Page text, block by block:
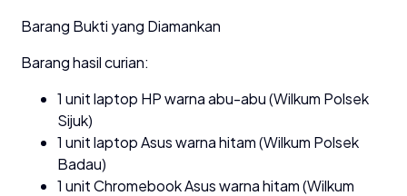
Barang Bukti yang Diamankan
Barang hasil curian:
1 unit laptop HP warna abu-abu (Wilkum Polsek
Sijuk)
1 unit laptop Asus warna hitam (Wilkum Polsek
Badau)
1 unit Chromebook Asus warna hitam (Wilkum